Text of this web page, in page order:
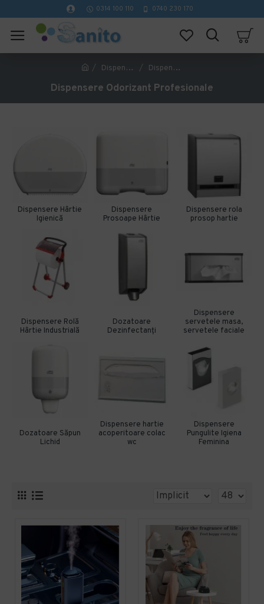
0314 100 110 0740 230 170
Dispensere hartie - Dozatoare Dispensere Odorizant Profesionale
Dispensere Odorizant Profesionale
Dispensere Hârtie
Igienică
Dispensere
Prosoape Hârtie
Dispensere rola
prosop hartie
Dispensere Rolă
Hârtie Industrială
Dozatoare
Dezinfectanți
Dispensere
servetele masa,
servetele faciale
Dozatoare Săpun
Lichid
Dispensere hartie
acoperitoare colac
wc
Dispensere
Pungulite Igiena
Feminina